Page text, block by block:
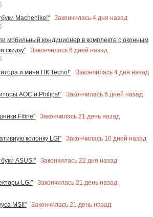
Machenike!"
Закончилась 4 дня назад
мобильный кондиционер в комплекте с оконным
скидку"
Закончилась 6 дней назад
и мини ПК Tecno!"
Закончилась 4 дня назад
AOC и Philips!"
Закончилась 6 дней назад
Fifine"
Закончилась 21 день назад
колонку LG!"
Закончилась 10 дней назад
ASUS!"
Закончилась 22 дня назад
LG!"
Закончилась 21 день назад
MSI!"
Закончилась 21 день назад